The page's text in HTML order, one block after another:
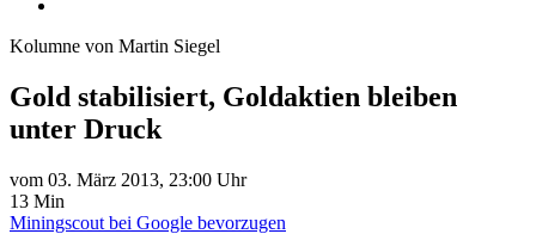
Kolumne von Martin Siegel
Gold stabilisiert, Goldaktien bleiben
unter Druck
vom 03. März 2013, 23:00 Uhr
13 Min
Miningscout bei Google bevorzugen